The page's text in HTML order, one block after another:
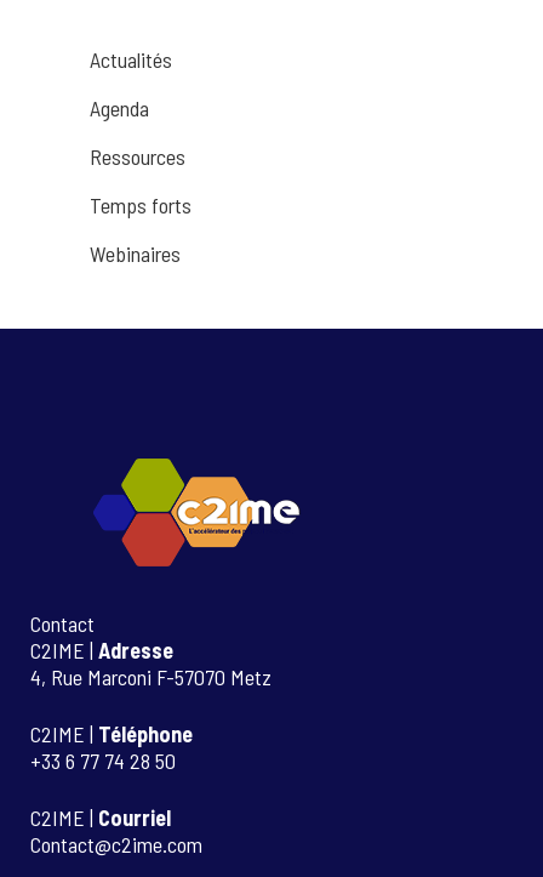
Actualités
Agenda
Ressources
Temps forts
Webinaires
Contact
C2IME | Adresse
4, Rue Marconi F-57070 Metz
C2IME | Téléphone
+33 6 77 74 28 50
C2IME | Courriel
Contact@c2ime.com